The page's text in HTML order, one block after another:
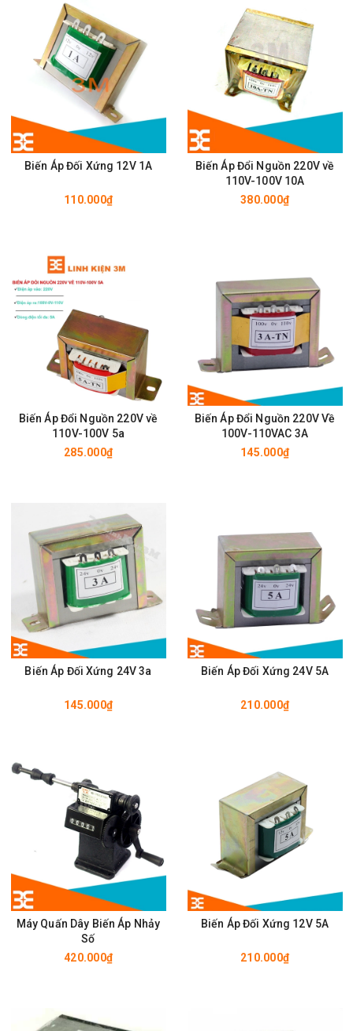
Biến Áp Đối Xứng 12V 1A
110.000₫
Biến Áp Đổi Nguồn 220V về
110V-100V 10A
380.000₫
Biến Áp Đổi Nguồn 220V về
110V-100V 5a
285.000₫
Biến Áp Đổi Nguồn 220V Về
100V-110VAC 3A
145.000₫
Biến Áp Đối Xứng 24V 3a
145.000₫
Biến Áp Đối Xứng 24V 5A
210.000₫
Máy Quấn Dây Biến Áp Nhảy
Số
420.000₫
Biến Áp Đối Xứng 12V 5A
210.000₫